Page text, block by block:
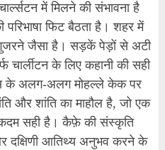
में मिलने की संभावना है
फिट बैठता है। शहर में
जैसा है। सड़कें पेड़ों से अटी
के लिए कहानी की सही
के अलग-अलग मोहल्ले केक पर
और शांति का माहौल है, जो एक
सही है। कैफ़े की संस्कृति
दक्षिणी आतिथ्य अनुभव करने के